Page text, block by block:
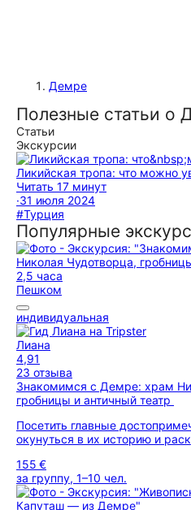
Демре
Полезные статьи о
Статьи
Экскурсии
Ликийская тропа: что можно
Читать 17 минут
·31 июля 2024
#Турция
Популярные
2,5 часа
Пешком
индивидуальная
Лиана
4,91
23 отзыва
Знакомимся с Демре: храм
гробницы и античный театр
Посетить главные
окунуться в их историю и
155 €
за группу, 1–10 чел.